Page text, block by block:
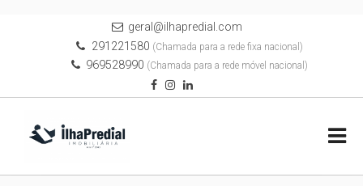
geral@ilhapredial.com
291221580 (Chamada para a rede fixa nacional)
969528990 (Chamada para a rede móvel nacional)